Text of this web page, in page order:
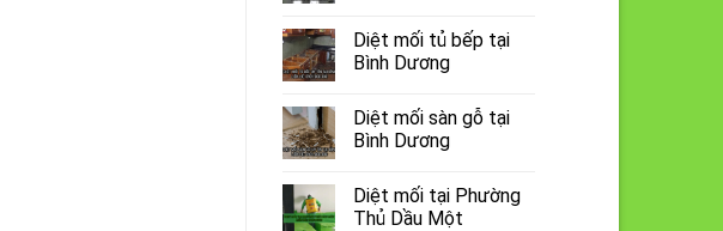
Diệt mối tủ bếp tại
Bình Dương
Diệt mối sàn gỗ tại
Bình Dương
Diệt mối tại Phường
Thủ Dầu Một